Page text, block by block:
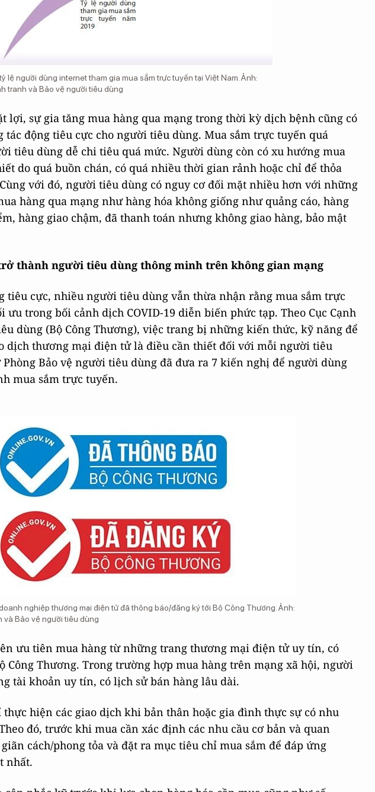
lệ người dùng internet tham gia mua sắm trực tuyến tại Việt Nam. Ảnh:
tranh và Bảo vệ người tiêu dùng
lợi, sự gia tăng mua hàng qua mạng trong thời kỳ dịch bệnh cũng có
động tiêu cực cho người tiêu dùng. Mua sắm trực tuyến quá
tiêu dùng dễ chi tiêu quá mức. Người dùng còn có xu hướng mua
do quá buồn chán, có quá nhiều thời gian rảnh hoặc chỉ để thỏa
với đó, người tiêu dùng có nguy cơ đối mặt nhiều hơn với những
hàng qua mạng như hàng hóa không giống như quảng cáo, hàng
hàng giao chậm, đã thanh toán nhưng không giao hàng, bảo mật
thành người tiêu dùng thông minh trên không gian mạng
tiêu cực, nhiều người tiêu dùng vẫn thừa nhận rằng mua sắm trực
trong bối cảnh dịch COVID-19 diễn biến phức tạp. Theo Cục Cạnh
dùng (Bộ Công Thương), việc trang bị những kiến thức, kỹ năng để
dịch thương mại điện tử là điều cần thiết đối với mỗi người tiêu
Phòng Bảo vệ người tiêu dùng đã đưa ra 7 kiến nghị để người dùng
mua sắm trực tuyến.
nghiệp thương mại điện tử đã thông báo/đăng ký tới Bộ Công Thương. Ảnh:
và Bảo vệ người tiêu dùng
ưu tiên mua hàng từ những trang thương mại điện tử uy tín, có
Công Thương. Trong trường hợp mua hàng trên mạng xã hội, người
tài khoản uy tín, có lịch sử bán hàng lâu dài.
hiện các giao dịch khi bản thân hoặc gia đình thực sự có nhu
đó, trước khi mua cần xác định các nhu cầu cơ bản và quan
cách/phong tỏa và đặt ra mục tiêu chỉ mua sắm để đáp ứng
nhất.